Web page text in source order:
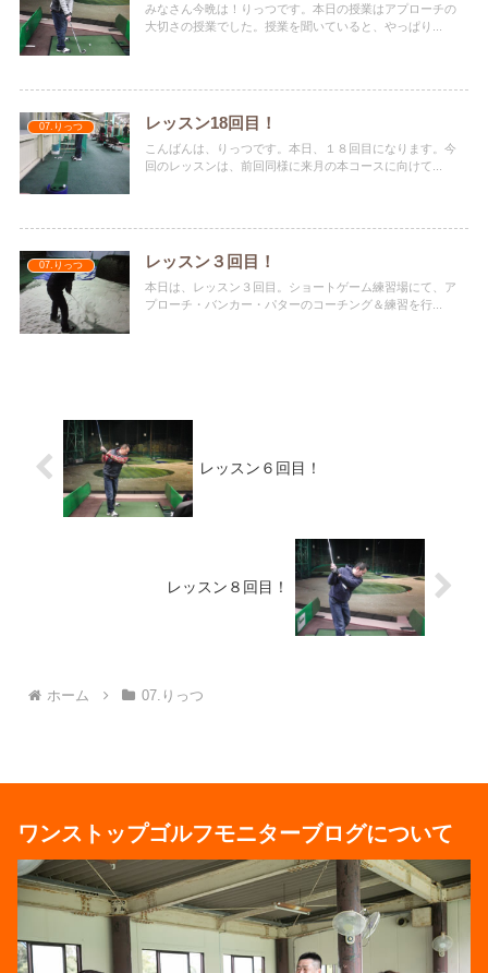
みなさん今晩は！りっつです。本日の授業はアプローチの
大切さの授業でした。授業を聞いていると、やっぱり...
07.りっつ レッスン18回目！
こんばんは、りっつです。本日、１８回目になります。今
回のレッスンは、前回同様に来月の本コースに向けて...
07.りっつ レッスン３回目！
本日は、レッスン３回目。ショートゲーム練習場にて、ア
プローチ・バンカー・パターのコーチング＆練習を行...
レッスン６回目！
レッスン８回目！
ホーム 07.りっつ
ワンストップゴルフモニターブログについて